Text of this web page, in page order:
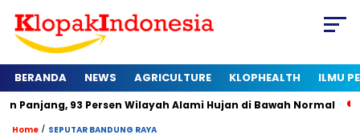
BERANDA NEWS AGRICULTURE KLOPHEALTH ILMU
Persen Wilayah Alami Hujan di Bawah Normal Kapan
Home / SEPUTAR BANDUNG RAYA